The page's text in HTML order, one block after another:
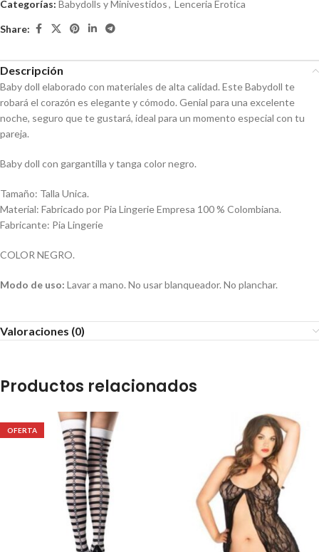
Categorías: Babydolls y Minivestidos, Lenceria Erotica
Share:
Descripción
Baby doll elaborado con materiales de alta calidad. Este Babydoll te
robará el corazón es elegante y cómodo. Genial para una excelente
noche, seguro que te gustará, ideal para un momento especial con tu
pareja.
Baby doll con gargantilla y tanga color negro.
Tamaño: Talla Unica.
Material: Fabricado por Pia Lingerie Empresa 100 % Colombiana.
Fabricante: Pia Lingerie
COLOR NEGRO.
Modo de uso: Lavar a mano. No usar blanqueador. No planchar.
Valoraciones (0)
Productos relacionados
OFERTA